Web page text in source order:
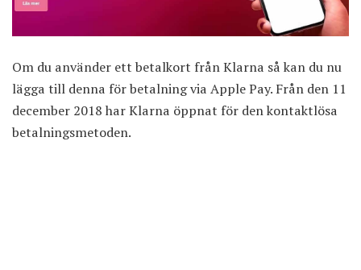
Om du använder ett betalkort från Klarna så kan du nu
lägga till denna för betalning via Apple Pay. Från den 11
december 2018 har Klarna öppnat för den kontaktlösa
betalningsmetoden.